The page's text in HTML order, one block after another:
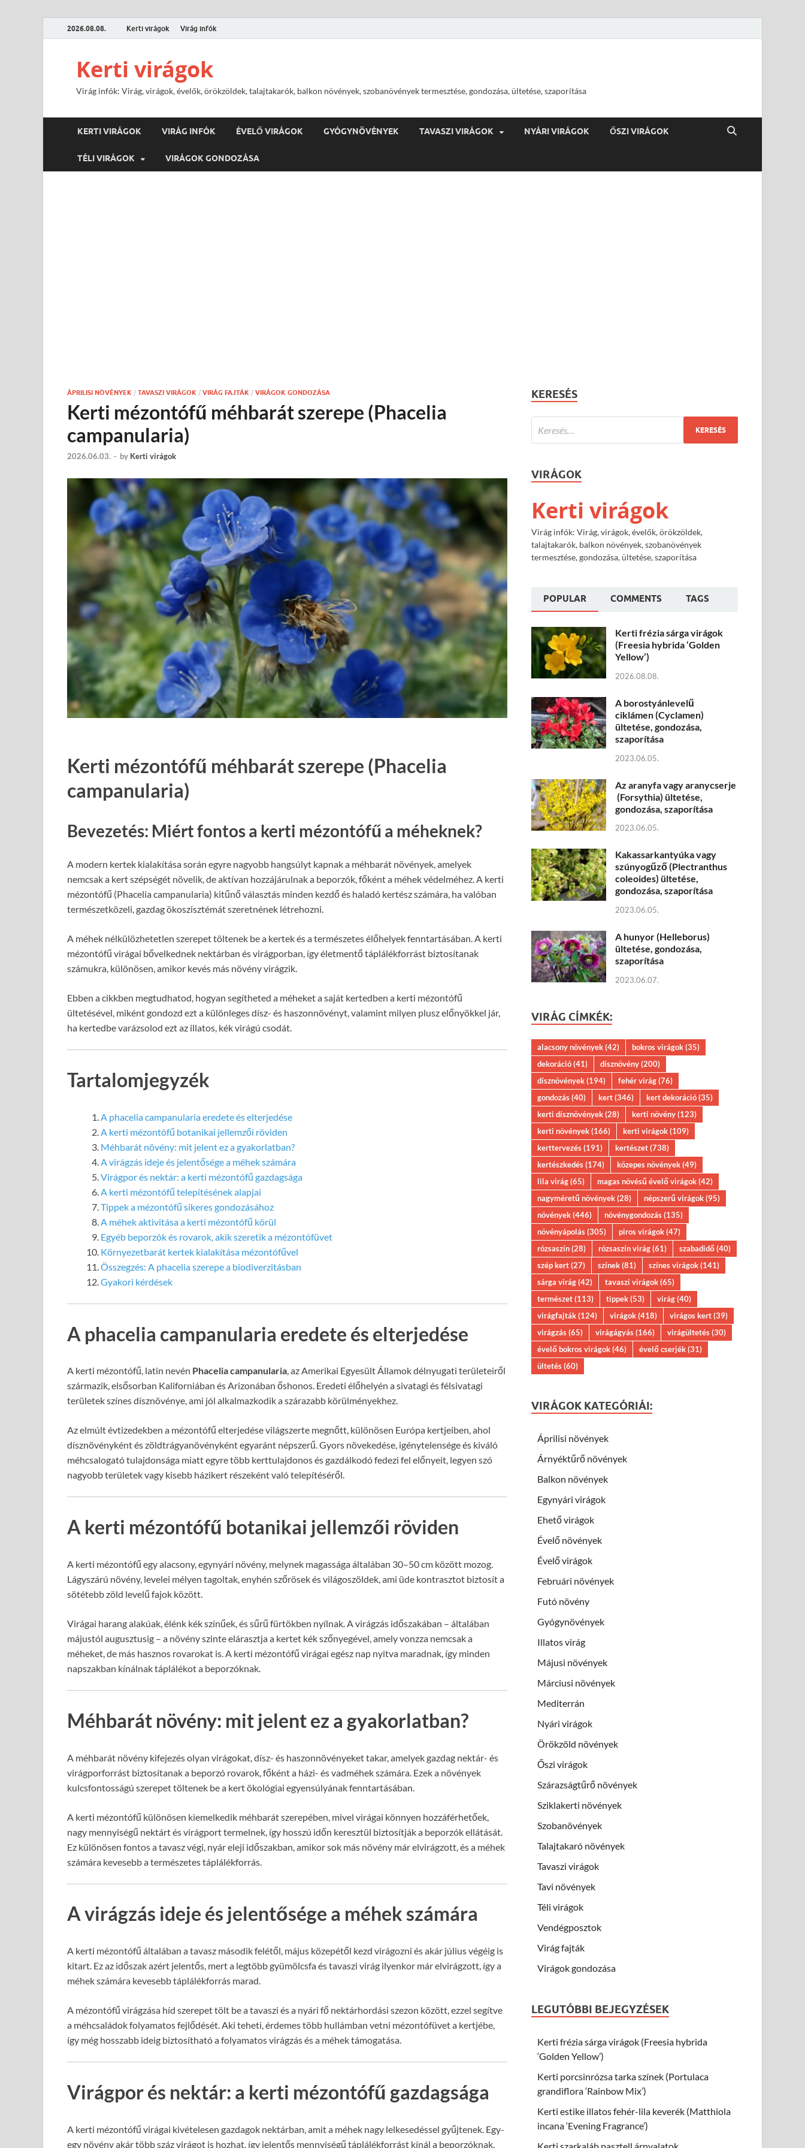
2026.08.08. Kerti virágok Virág infók
Kerti virágok
Virág infók: Virág, virágok, évelők, örökzöldek, talajtakarók, balkon növények, szobanövények termesztése, gondozása, ültetése, szaporítása
KERTI VIRÁGOK VIRÁG INFÓK ÉVELŐ VIRÁGOK GYÓGYNÖVÉNYEK TAVASZI VIRÁGOK NYÁRI VIRÁGOK ŐSZI VIRÁGOK
TÉLI VIRÁGOK VIRÁGOK GONDOZÁSA
ÁPRILISI NÖVÉNYEK / TAVASZI VIRÁGOK / VIRÁG FAJTÁK / VIRÁGOK GONDOZÁSA
Kerti mézontófű méhbarát szerepe (Phacelia
campanularia)
2026.06.03. - by Kerti virágok
Kerti mézontófű méhbarát szerepe (Phacelia
campanularia)
Bevezetés: Miért fontos a kerti mézontófű a méheknek?
A modern kertek kialakítása során egyre nagyobb hangsúlyt kapnak a méhbarát növények, amelyek
nemcsak a kert szépségét növelik, de aktívan hozzájárulnak a beporzók, főként a méhek védelméhez. A kerti
mézontófű (Phacelia campanularia) kitűnő választás minden kezdő és haladó kertész számára, ha valóban
természetközeli, gazdag ökoszisztémát szeretnének létrehozni.
A méhek nélkülözhetetlen szerepet töltenek be a kertek és a természetes élőhelyek fenntartásában. A kerti
mézontófű virágai bővelkednek nektárban és virágporban, így életmentő táplálékforrást biztosítanak
számukra, különösen, amikor kevés más növény virágzik.
Ebben a cikkben megtudhatod, hogyan segítheted a méheket a saját kertedben a kerti mézontófű
ültetésével, miként gondozd ezt a különleges dísz- és haszonnövényt, valamint milyen plusz előnyökkel jár,
ha kertedbe varázsolod ezt az illatos, kék virágú csodát.
Tartalomjegyzék
A phacelia campanularia eredete és elterjedése
A kerti mézontófű botanikai jellemzői röviden
Méhbarát növény: mit jelent ez a gyakorlatban?
A virágzás ideje és jelentősége a méhek számára
Virágpor és nektár: a kerti mézontófű gazdagsága
A kerti mézontófű telepítésének alapjai
Tippek a mézontófű sikeres gondozásához
A méhek aktivitása a kerti mézontófű körül
Egyéb beporzók és rovarok, akik szeretik a mézontófüvet
Környezetbarát kertek kialakítása mézontófűvel
Összegzés: A phacelia szerepe a biodiverzitásban
Gyakori kérdések
A phacelia campanularia eredete és elterjedése
A kerti mézontófű, latin nevén Phacelia campanularia, az Amerikai Egyesült Államok délnyugati területeiről
származik, elsősorban Kaliforniában és Arizonában őshonos. Eredeti élőhelyén a sivatagi és félsivatagi
területek színes dísznövénye, ami jól alkalmazkodik a szárazabb körülményekhez.
Az elmúlt évtizedekben a mézontófű elterjedése világszerte megnőtt, különösen Európa kertjeiben, ahol
dísznövényként és zöldtrágyanövényként egyaránt népszerű. Gyors növekedése, igénytelensége és kiváló
méhcsalogató tulajdonsága miatt egyre több kerttulajdonos és gazdálkodó fedezi fel előnyeit, legyen szó
nagyobb területek vagy kisebb házikert részeként való telepítéséről.
A kerti mézontófű botanikai jellemzői röviden
A kerti mézontófű egy alacsony, egynyári növény, melynek magassága általában 30–50 cm között mozog.
Lágyszárú növény, levelei mélyen tagoltak, enyhén szőrösek és világoszöldek, ami üde kontrasztot biztosít a
sötétebb zöld levelű fajok között.
Virágai harang alakúak, élénk kék színűek, és sűrű fürtökben nyílnak. A virágzás időszakában – általában
májustól augusztusig – a növény szinte elárasztja a kertet kék szőnyegével, amely vonzza nemcsak a
méheket, de más hasznos rovarokat is. A kerti mézontófű virágai egész nap nyitva maradnak, így minden
napszakban kínálnak táplálékot a beporzóknak.
Méhbarát növény: mit jelent ez a gyakorlatban?
A méhbarát növény kifejezés olyan virágokat, dísz- és haszonnövényeket takar, amelyek gazdag nektár- és
virágporforrást biztosítanak a beporzó rovarok, főként a házi- és vadméhek számára. Ezek a növények
kulcsfontosságú szerepet töltenek be a kert ökológiai egyensúlyának fenntartásában.
A kerti mézontófű különösen kiemelkedik méhbarát szerepében, mivel virágai könnyen hozzáférhetőek,
nagy mennyiségű nektárt és virágport termelnek, így hosszú időn keresztül biztosítják a beporzók ellátását.
Ez különösen fontos a tavasz végi, nyár eleji időszakban, amikor sok más növény már elvirágzott, és a méhek
számára kevesebb a természetes táplálékforrás.
A virágzás ideje és jelentősége a méhek számára
A kerti mézontófű általában a tavasz második felétől, május közepétől kezd virágozni és akár július végéig is
kitart. Ez az időszak azért jelentős, mert a legtöbb gyümölcsfa és tavaszi virág ilyenkor már elvirágzott, így a
méhek számára kevesebb táplálékforrás marad.
A mézontófű virágzása híd szerepet tölt be a tavaszi és a nyári fő nektárhordási szezon között, ezzel segítve
a méhcsaládok folyamatos fejlődését. Aki teheti, érdemes több hullámban vetni mézontófüvet a kertjébe,
így még hosszabb ideig biztosítható a folyamatos virágzás és a méhek támogatása.
Virágpor és nektár: a kerti mézontófű gazdagsága
A kerti mézontófű virágai kivételesen gazdagok nektárban, amit a méhek nagy lelkesedéssel gyűjtenek. Egy-
egy növény akár több száz virágot is hozhat, így jelentős mennyiségű táplálékforrást kínál a beporzóknak.
KERESÉS
VIRÁGOK
Kerti virágok
Virág infók: Virág, virágok, évelők, örökzöldek,
talajtakarók, balkon növények, szobanövények
termesztése, gondozása, ültetése, szaporítása
POPULAR COMMENTS TAGS
Kerti frézia sárga virágok
(Freesia hybrida ‘Golden
Yellow’)
2026.08.08.
A borostyánlevelű
ciklámen (Cyclamen)
ültetése, gondozása,
szaporítása
2023.06.05.
Az aranyfa vagy aranycserje
(Forsythia) ültetése,
gondozása, szaporítása
2023.06.05.
Kakassarkantyúka vagy
szúnyogűző (Plectranthus
coleoides) ültetése,
gondozása, szaporítása
2023.06.05.
A hunyor (Helleborus)
ültetése, gondozása,
szaporítása
2023.06.07.
VIRÁG CÍMKÉK:
alacsony növények(42) bokros virágok(35)
dekoráció(41) dísznövény(200)
dísznövények(194) fehér virág(76)
gondozás(40) kert(346) kert dekoráció(35)
kerti dísznövények(28) kerti növény(123)
kerti növények(166) kerti virágok(109)
kerttervezés(191) kertészet(738)
kertészkedés(174) közepes növények(49)
lila virág(65) magas növésű évelő virágok(42)
nagyméretű növények(28) népszerű virágok(95)
növények(446) növénygondozás(135)
növényápolás(305) piros virágok(47)
rózsaszín(28) rózsaszín virág(61) szabadidő(40)
szép kert(27) színek(81) színes virágok(141)
sárga virág(42) tavaszi virágok(65)
természet(113) tippek(53) virág(40)
virágfajták(124) virágok(418) virágos kert(39)
virágzás(65) virágágyás(166) virágültetés(30)
évelő bokros virágok(46) évelő cserjék(31)
ültetés(60)
VIRÁGOK KATEGÓRIÁI:
Áprilisi növények
Árnyéktűrő növények
Balkon növények
Egynyári virágok
Ehető virágok
Évelő növények
Évelő virágok
Februári növények
Futó növény
Gyógynövények
Illatos virág
Májusi növények
Márciusi növények
Mediterrán
Nyári virágok
Örökzöld növények
Őszi virágok
Szárazságtűrő növények
Sziklakerti növények
Szobanövények
Talajtakaró növények
Tavaszi virágok
Tavi növények
Téli virágok
Vendégposztok
Virág fajták
Virágok gondozása
LEGUTÓBBI BEJEGYZÉSEK
Kerti frézia sárga virágok (Freesia hybrida
‘Golden Yellow’)
Kerti porcsinrózsa tarka színek (Portulaca
grandiflora ‘Rainbow Mix’)
Kerti estike illatos fehér-lila keverék (Matthiola
incana ‘Evening Fragrance’)